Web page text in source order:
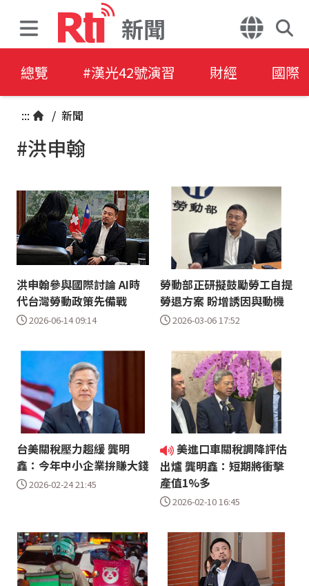
新聞
總覽 #漢光42號演習 財經 國際
::: / 新聞
#洪申翰
洪申翰參與國際討論 AI時
代台灣勞動政策先備戰
2026-06-14 09:14
勞動部正研擬鼓勵勞工自提
勞退方案 盼增誘因與動機
2026-03-06 17:52
台美關稅壓力趨緩 龔明
鑫：今年中小企業拚賺大錢
2026-02-24 21:45
美進口車關稅調降評估
出爐 龔明鑫：短期將衝擊
產值1%多
2026-02-10 16:45